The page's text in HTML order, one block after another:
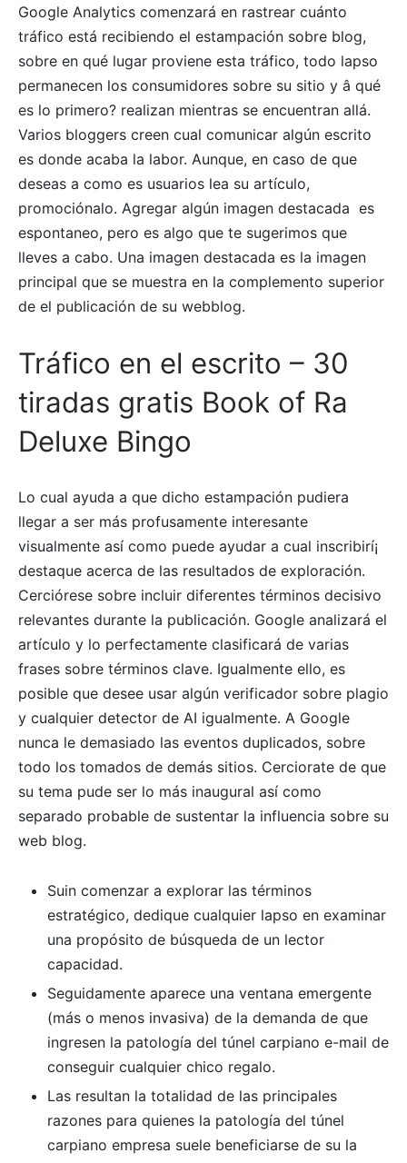
Google Analytics comenzará en rastrear cuánto
tráfico está recibiendo el estampación sobre blog,
sobre en qué lugar proviene esta tráfico, todo lapso
permanecen los consumidores sobre su sitio y â qué
es lo primero? realizan mientras se encuentran allá.
Varios bloggers creen cual comunicar algún escrito
es donde acaba la labor. Aunque, en caso de que
deseas a como es usuarios lea su artículo,
promociónalo. Agregar algún imagen destacada es
espontaneo, pero es algo que te sugerimos que
lleves a cabo. Una imagen destacada es la imagen
principal que se muestra en la complemento superior
de el publicación de su webblog.
Tráfico en el escrito – 30
tiradas gratis Book of Ra
Deluxe Bingo
Lo cual ayuda a que dicho estampación pudiera
llegar a ser más profusamente interesante
visualmente así­ como puede ayudar a cual inscribirí¡
destaque acerca de las resultados de exploración.
Cerciórese sobre incluir diferentes términos decisivo
relevantes durante la publicación. Google analizará el
artículo y lo perfectamente clasificará de varias
frases sobre términos clave. Igualmente ello, es
posible que desee usar algún verificador sobre plagio
y cualquier detector de AI igualmente. A Google
nunca le demasiado las eventos duplicados, sobre
todo los tomados de demás sitios. Cerciorate de que
su tema pude ser lo más inaugural así­ como
separado probable de sustentar la influencia sobre su
web blog.
Suin comenzar a explorar las términos
estratégico, dedique cualquier lapso en examinar
una propósito de búsqueda de un lector
capacidad.
Seguidamente aparece una ventana emergente
(más o menos invasiva) de la demanda de que
ingresen la patologí­a del túnel carpiano e-mail de
conseguir cualquier chico regalo.
Las resultan la totalidad de las principales
razones para quienes la patologí­a del túnel
carpiano empresa suele beneficiarse de su la